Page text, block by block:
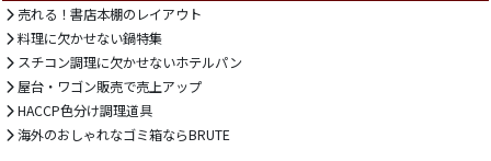
売れる！書店本棚のレイアウト
料理に欠かせない鍋特集
スチコン調理に欠かせないホテルパン
屋台・ワゴン販売で売上アップ
HACCP色分け調理道具
海外のおしゃれなゴミ箱ならBRUTE